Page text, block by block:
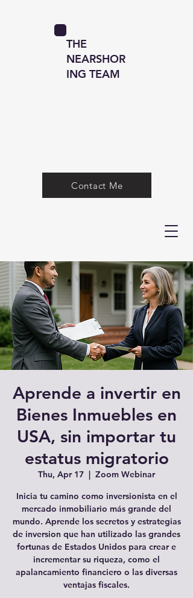
THE
NEARSHOR
ING TEAM
Contact Me
Aprende a invertir en
Bienes Inmuebles en
USA, sin importar tu
estatus migratorio
Thu, Apr 17
  |
Zoom Webinar
Inicia tu camino como inversionista en el
mercado inmobiliario más grande del
mundo. Aprende los secretos y estrategias
de inversion que han utilizado las grandes
fortunas de Estados Unidos para crear e
incrementar su riqueza, como el
apalancamiento financiero o las diversas
ventajas fiscales.